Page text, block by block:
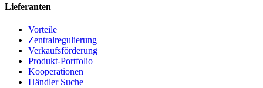
Lieferanten
Vorteile
Zentralregulierung
Verkaufsförderung
Produkt-Portfolio
Kooperationen
Händler Suche